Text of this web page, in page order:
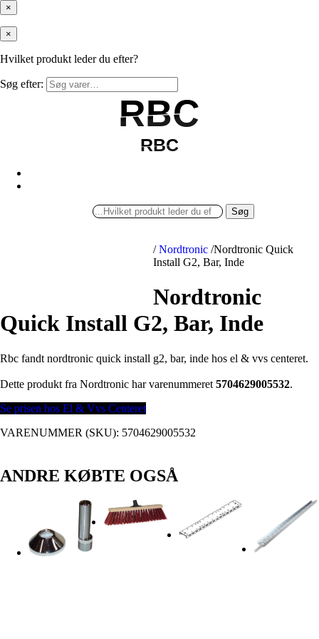
×
×
Hvilket produkt leder du efter?
Søg efter:
RBC
RBC
RBC
RBC
Søg
/ Nordtronic /Nordtronic Quick
Install G2, Bar, Inde
Nordtronic
Quick Install G2, Bar, Inde
Rbc fandt nordtronic quick install g2, bar, inde hos el & vvs centeret.
Dette produkt fra Nordtronic har varenummeret 5704629005532.
Se prisen hos El & Vvs Centeret
VARENUMMER (SKU): 5704629005532
ANDRE KØBTE OGSÅ